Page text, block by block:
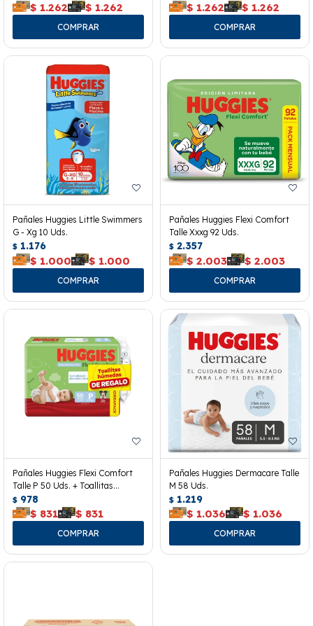
$ 1.262 $ 1.262 $ 1.262 $ 1.262
Pañales Huggies Little Swimmers
G - Xg 10 Uds.
$ 1.176
$ 1.000 $ 1.000
Pañales Huggies Flexi Comfort
Talle Xxxg 92 Uds.
$ 2.357
$ 2.003 $ 2.003
Pañales Huggies Flexi Comfort
Talle P 50 Uds. + Toallitas
Húmedas
$ 978
$ 831 $ 831
Pañales Huggies Dermacare Talle
M 58 Uds.
$ 1.219
$ 1.036 $ 1.036